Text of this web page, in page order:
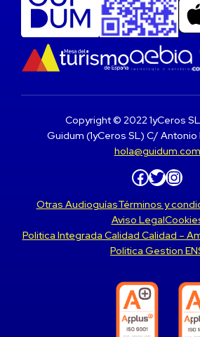
Copyright © 2022 1yCeros
Guidum (1yCeros SL) C/ Antonio
hola@guidum.com
Facebook Twitter Instagram
Otras AudioguíasTérminos y
Aviso Legal
Politica Integrada Calidad Calidad –
Politica Gestion